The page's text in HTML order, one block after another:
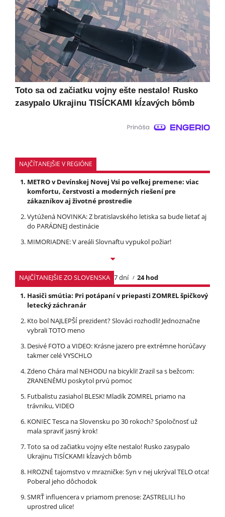
Toto sa od začiatku vojny ešte nestalo! Rusko
zasypalo Ukrajinu TISÍCKAMI kĺzavých bômb
NAJČÍTANEJŠIE V REGIÓNE
METRO v Devínskej Novej Vsi po veľkej premene: viac
komfortu, čerstvosti a moderných riešení pre
zákazníkov aj životné prostredie
Vytúžená NOVINKA: Z bratislavského letiska sa bude lietať aj
do PARÁDNEJ destinácie
MIMORIADNE: V areáli Slovnaftu vypukol požiar!
NAJČÍTANEJŠIE ZO SLOVENSKA 7 dní
24 hod
Hasiči smútia: Pri potápaní v priepasti ZOMREL špičkový
letecký záchranár
Kto bol NAJLEPŠÍ prezident? Slováci rozhodli! Jednoznačne
vybrali TOTO meno
Desivé FOTO a VIDEO: Krásne jazero pre extrémne horúčavy
takmer celé VYSCHLO
Zdeno Chára mal NEHODU na bicykli! Zrazil sa s bežcom:
ZRANENÉMU poskytol prvú pomoc
Futbalistu zasiahol BLESK! Mladík ZOMREL priamo na
trávniku, VIDEO
KONIEC Tesca na Slovensku po 30 rokoch? Spoločnosť už
mala spraviť jasný krok!
Toto sa od začiatku vojny ešte nestalo! Rusko zasypalo
Ukrajinu TISÍCKAMI kĺzavých bômb
HROZNÉ tajomstvo v mrazničke: Syn v nej ukrýval TELO otca!
Poberal jeho dôchodok
SMRŤ influencera v priamom prenose: ZASTRELILI ho
uprostred ulice!